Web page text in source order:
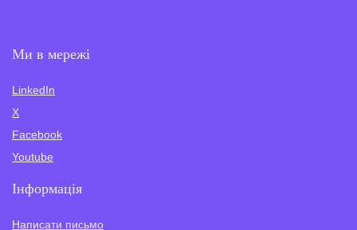
Ми в мережі
LinkedIn
X
Facebook
Youtube
Інформація
Написати письмо